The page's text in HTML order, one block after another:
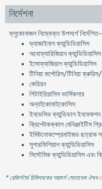
নির্দেশনা
ফ্লুকোনাজল নিম্নোক্ত উপসর্গে নির্দেশিত-
ভ্যাজাইনাল ক্যান্ডিডিয়াসিস
অবোফ্যারিজিয়ান ক্যান্ডিডিয়াসিস
ইসোফ্যাজিয়াল ক্যান্ডিডিয়াসিস
টিনিয়া কর্পোরিস/টিনিয়া
কেরিয়ন
পিটাইরিয়াসিস ভার্সিকলার
অন্যইকোমাইকোসিস
ইনভেসিভ ক্যান্ডিডাল
ক্রিপ্টোকক্কাল মেনিঞ্জাইটিস
ইমিউনোকম্প্রেমাইজড ছত্রাক
সুপারফিশিয়াল ক্যান্ডিডিয়াসিস
সিস্টেমিক ক্যান্ডিডিয়াসিস
* রেজিস্টার্ড চিকিৎসকের পরামর্শ মোতাবেক